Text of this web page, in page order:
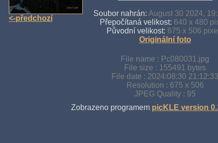
<-předchozí
Soubor nahrán: August 30 2024,
Přepočítaná velikost: 640 x 480
Původní velikost: 675 x 506
Originální foto
File name : Pc080031.jpg
File size : 155491 bytes
File date : 2024:08:30 21:12:33
Resolution : 675 x 506
JPEG Quality : 95
Zobrazeno programem picKLE version